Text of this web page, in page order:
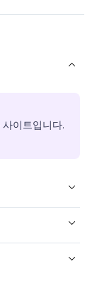
이트입니다.